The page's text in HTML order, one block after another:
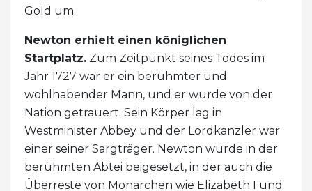
Gold um.
Newton erhielt einen königlichen
Startplatz. Zum Zeitpunkt seines Todes im
Jahr 1727 war er ein berühmter und
wohlhabender Mann, und er wurde von der
Nation getrauert. Sein Körper lag in
Westminister Abbey und der Lordkanzler war
einer seiner Sargträger. Newton wurde in der
berühmten Abtei beigesetzt, in der auch die
Überreste von Monarchen wie Elizabeth I und